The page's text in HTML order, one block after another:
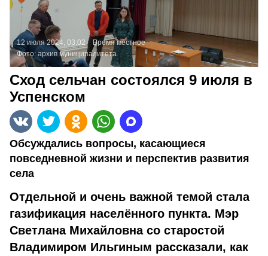
12 июля 2024, 03:02
Время местное
Фото: архив муниципалитета
Сход сельчан состоялся 9 июля в
Успенском
Обсуждались вопросы, касающиеся
повседневной жизни и перспектив развития
села
Отдельной и очень важной темой стала
газификация населённого пункта. Мэр
Светлана Михайловна со старостой
Владимиром Ильгиным рассказали, как